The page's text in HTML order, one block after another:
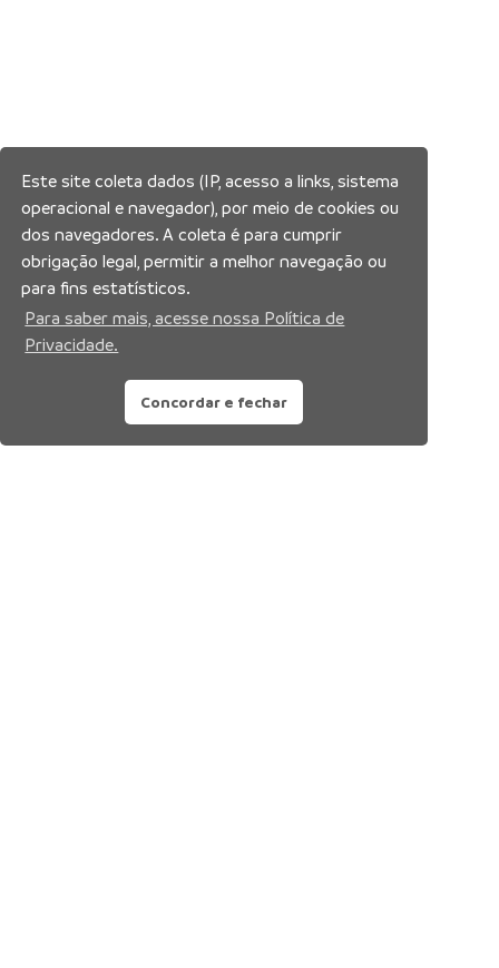
Este site coleta dados (IP, acesso a links, sistema
operacional e navegador), por meio de cookies ou
dos navegadores. A coleta é para cumprir
obrigação legal, permitir a melhor navegação ou
para fins estatísticos.
Para saber mais, acesse nossa Política de
Privacidade.
Concordar e fechar